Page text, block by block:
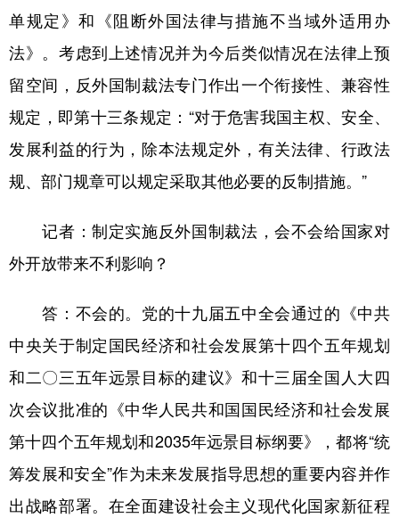
单规定》和《阻断外国法律与措施不当域外适用办
法》。考虑到上述情况并为今后类似情况在法律上预
留空间，反外国制裁法专门作出一个衔接性、兼容性
规定，即第十三条规定：“对于危害我国主权、安全、
发展利益的行为，除本法规定外，有关法律、行政法
规、部门规章可以规定采取其他必要的反制措施。”
记者：制定实施反外国制裁法，会不会给国家对
外开放带来不利影响？
答：不会的。党的十九届五中全会通过的《中共
中央关于制定国民经济和社会发展第十四个五年规划
和二〇三五年远景目标的建议》和十三届全国人大四
次会议批准的《中华人民共和国国民经济和社会发展
第十四个五年规划和2035年远景目标纲要》，都将“统
筹发展和安全”作为未来发展指导思想的重要内容并作
出战略部署。在全面建设社会主义现代化国家新征程